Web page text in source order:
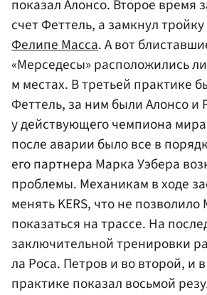
показал Алонсо. Второе время
счет Феттель, а замкнул
Фелипе Масса. А вот
«Мерседесы» расположились
м местах. В третьей практике
Феттель, за ним были Алонсо и
у действующего чемпиона
после аварии было все в
его партнера Марка Уэбера
проблемы. Механикам в ходе
менять KERS, что не
показаться на трассе. На
заключительной тренировки
ла Роса. Петров и во второй, и
практике показал восьмой